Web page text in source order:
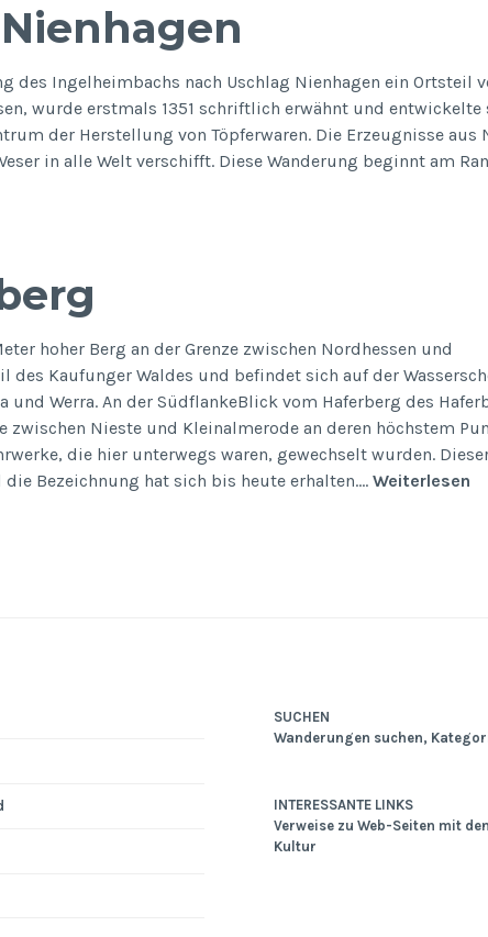
des Ingelheimbachs nach Uschlag Nienhagen ein Ortsteil
wurde erstmals 1351 schriftlich erwähnt und entwickelte
der Herstellung von Töpferwaren. Die Erzeugnisse aus
in alle Welt verschifft. Diese Wanderung beginnt am
hoher Berg an der Grenze zwischen Nordhessen und
des Kaufunger Waldes und befindet sich auf der
und Werra. An der SüdflankeBlick vom Haferberg des
zwischen Nieste und Kleinalmerode an deren höchstem
die hier unterwegs waren, gewechselt wurden.
die Bezeichnung hat sich bis heute erhalten.… WeiterlesenDer
SUCHEN
Wanderungen suchen,
INTERESSANTE LINKS
Verweise zu Web-Seiten mit
Kultur